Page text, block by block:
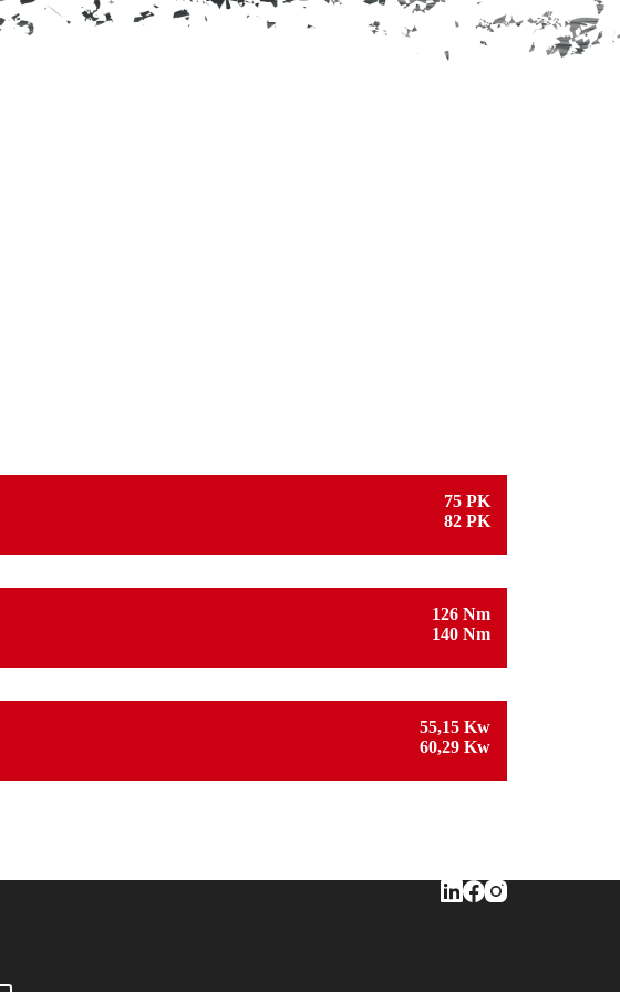
75 PK
82 PK
126 Nm
140 Nm
55,15 Kw
60,29 Kw